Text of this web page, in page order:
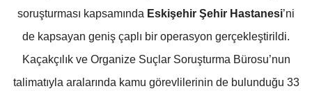
soruşturması kapsamında Eskişehir Şehir Hastanesi’ni
de kapsayan geniş çaplı bir operasyon gerçekleştirildi.
Kaçakçılık ve Organize Suçlar Soruşturma Bürosu’nun
talimatıyla aralarında kamu görevlilerinin de bulunduğu 33